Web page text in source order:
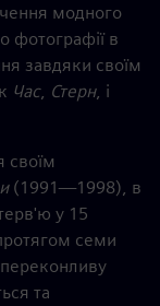
модного
фотографії в
завдяки своїм
Час, Стерн, і
своїм
(1991—1998), в
у 15
семи
та